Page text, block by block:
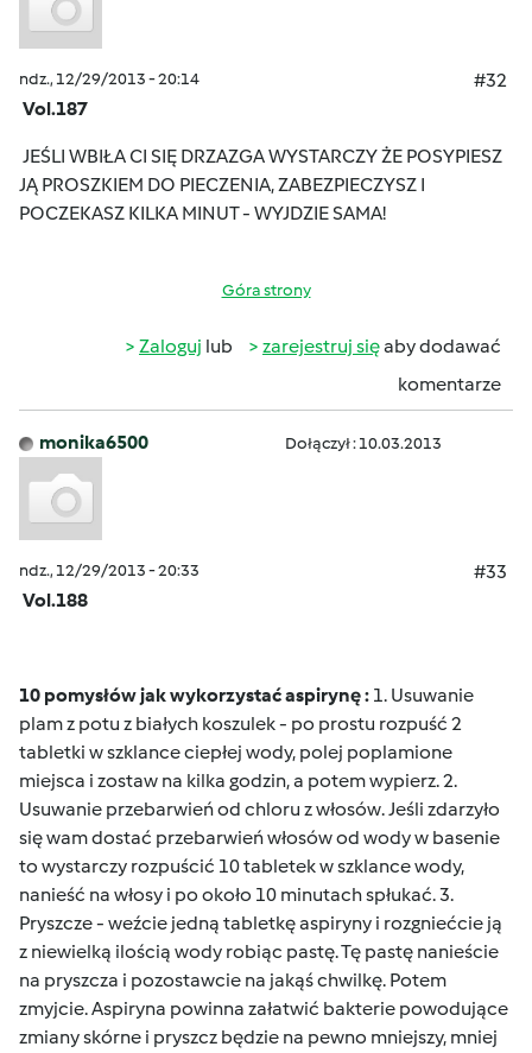
ndz., 12/29/2013 - 20:14
#32
Vol.187
JEŚLI WBIŁA CI SIĘ DRZAZGA WYSTARCZY ŻE POSYPIESZ
JĄ PROSZKIEM DO PIECZENIA, ZABEZPIECZYSZ I
POCZEKASZ KILKA MINUT - WYJDZIE SAMA!
Góra strony
Zaloguj lub zarejestruj sięaby dodawać
komentarze
monika6500 Dołączył : 10.03.2013
ndz., 12/29/2013 - 20:33
#33
Vol.188
10 pomysłów jak wykorzystać aspirynę : 1. Usuwanie
plam z potu z białych koszulek - po prostu rozpuść 2
tabletki w szklance ciepłej wody, polej poplamione
miejsca i zostaw na kilka godzin, a potem wypierz. 2.
Usuwanie przebarwień od chloru z włosów. Jeśli zdarzyło
się wam dostać przebarwień włosów od wody w basenie
to wystarczy rozpuścić 10 tabletek w szklance wody,
nanieść na włosy i po około 10 minutach spłukać. 3.
Pryszcze - weźcie jedną tabletkę aspiryny i rozgniećcie ją
z niewielką ilością wody robiąc pastę. Tę pastę nanieście
na pryszcza i pozostawcie na jakąś chwilkę. Potem
zmyjcie. Aspiryna powinna załatwić bakterie powodujące
zmiany skórne i pryszcz będzie na pewno mniejszy, mniej